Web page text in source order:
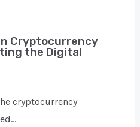
Cryptocurrency
the Digital
cryptocurrency